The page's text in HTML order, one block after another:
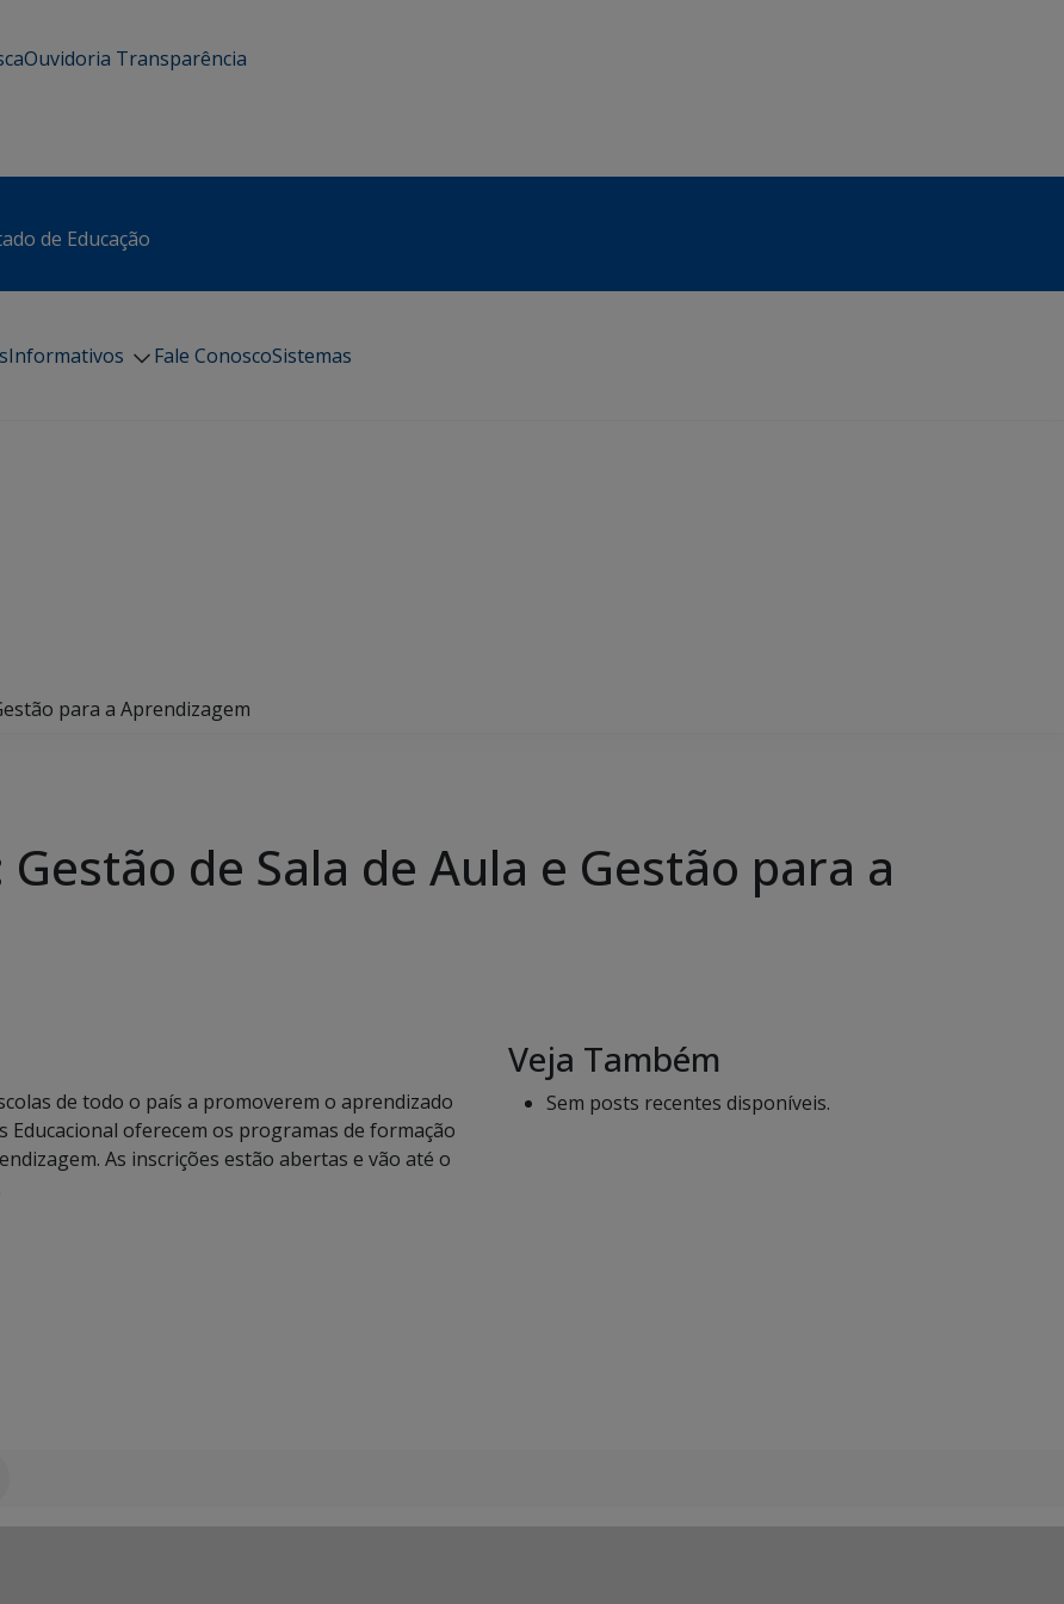
Ouvidoria Transparência
de Educação
Informativos Fale ConoscoSistemas
para a Aprendizagem
de Sala de Aula e Gestão para a
de todo o país a promoverem o aprendizado
Educacional oferecem os programas de formação
As inscrições estão abertas e vão até o
Veja Também
Sem posts recentes disponíveis.